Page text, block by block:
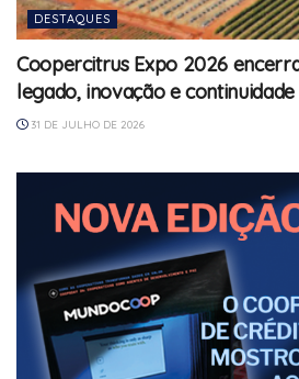
DESTAQUES
Coopercitrus Expo 2026
legado, inovação e
31 DE JULHO DE 2026